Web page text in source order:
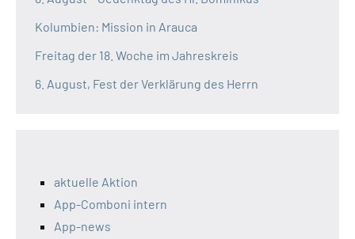
Kolumbien: Mission in Arauca
Freitag der 18. Woche im Jahreskreis
6. August, Fest der Verklärung des Herrn
aktuelle Aktion
App-Comboni intern
App-news